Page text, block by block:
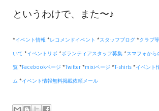
というわけで、また〜♪
*イベント情報 * レコメンドイベント *スタッフブログ *クラブ
いて *イベントリポ *ボランティアスタッフ募集 *スマフォから
覧 * Facebookページ * Twitter *mixiページ * T-shirts *イベント
ム *イベント情報無料掲載依頼メール